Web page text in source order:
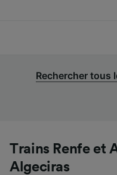
Rechercher tous
Trains Renfe et
Algeciras